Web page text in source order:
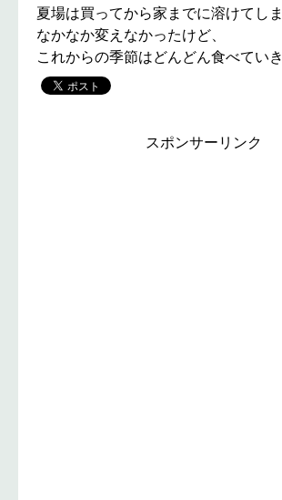
夏場は買ってから家までに溶けてし
なかなか変えなかったけど、
これからの季節はどんどん食べてい
スポンサーリンク